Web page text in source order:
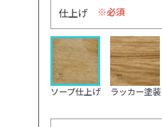
仕上げ 必須
ソープ仕上げ ラッカー塗装
仕上げ：オイル仕上げ 座面：ナチュラル